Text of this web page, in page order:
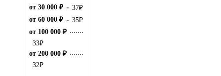
от 30 000 ₽ 37₽
от 60 000 ₽
35₽
от 100 000 ₽
33₽
от 200 000 ₽
32₽